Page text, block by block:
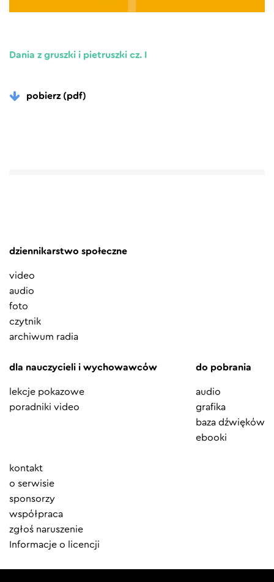
Dania z gruszki i pietruszki cz. I
pobierz (pdf)
dziennikarstwo społeczne
video
audio
foto
czytnik
archiwum radia
dla nauczycieli i wychowawców
lekcje pokazowe
poradniki video
do pobrania
audio
grafika
baza dźwięków
ebooki
Element
menu
kontakt
o serwisie
sponsorzy
współpraca
zgłoś naruszenie
Informacje o licencji